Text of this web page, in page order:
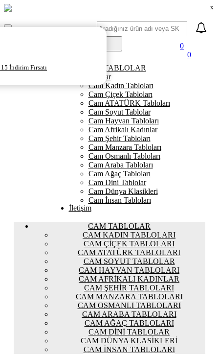
x
Mobil
Ara
İndirim Fırsatı
0
0
KANVAS TABLOLAR
Cam Tablolar
Cam Kadın Tabloları
Cam Çiçek Tabloları
Cam ATATÜRK Tabloları
Cam Soyut Tablolar
Cam Hayvan Tabloları
Cam Afrikalı Kadınlar
Cam Şehir Tabloları
Cam Manzara Tabloları
Cam Osmanlı Tabloları
Cam Araba Tabloları
Cam Ağaç Tabloları
Cam Dini Tablolar
Cam Dünya Klasikleri
Cam İnsan Tabloları
İletişim
CAM TABLOLAR
CAM KADIN TABLOLARI
CAM ÇIÇEK TABLOLARI
CAM ATATÜRK TABLOLARI
CAM SOYUT TABLOLAR
CAM HAYVAN TABLOLARI
CAM AFRIKALI KADINLAR
CAM ŞEHIR TABLOLARI
CAM MANZARA TABLOLARI
CAM OSMANLI TABLOLARI
CAM ARABA TABLOLARI
CAM AĞAÇ TABLOLARI
CAM DINI TABLOLAR
CAM DÜNYA KLASIKLERI
CAM İNSAN TABLOLARI